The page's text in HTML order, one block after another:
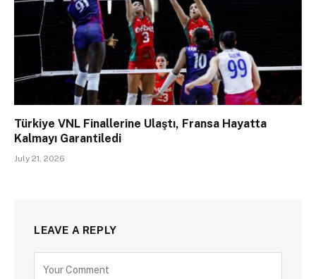
Türkiye VNL Finallerine Ulaştı, Fransa Hayatta
Kalmayı Garantiledi
July 21, 2026
LEAVE A REPLY